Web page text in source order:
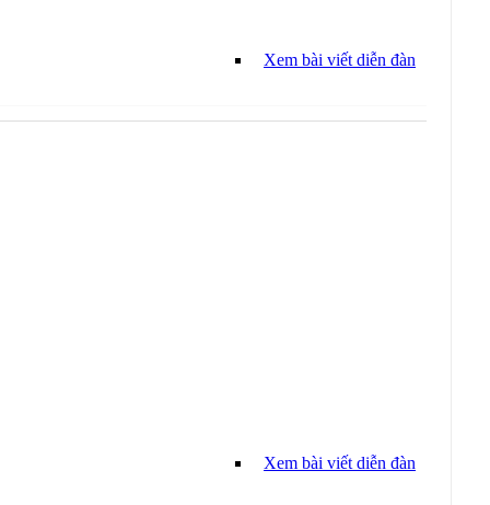
Xem bài viết diễn đàn
Xem bài viết diễn đàn